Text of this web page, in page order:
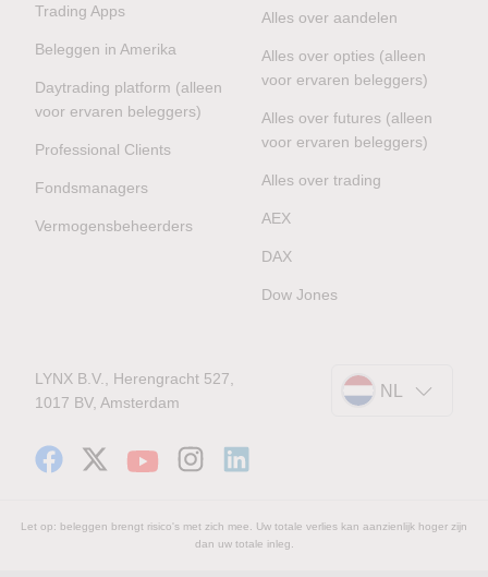
Trading Apps
Beleggen in Amerika
Daytrading platform (alleen
voor ervaren beleggers)
Professional Clients
Fondsmanagers
Vermogensbeheerders
Alles over aandelen
Alles over opties (alleen
voor ervaren beleggers)
Alles over futures (alleen
voor ervaren beleggers)
Alles over trading
AEX
DAX
Dow Jones
LYNX B.V., Herengracht 527,
1017 BV, Amsterdam
NL
Let op: beleggen brengt risico's met zich mee. Uw totale verlies kan aanzienlijk hoger zijn
dan uw totale inleg.